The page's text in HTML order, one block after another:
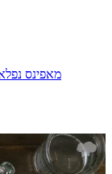
מאפינס